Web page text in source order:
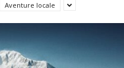
Aventure locale